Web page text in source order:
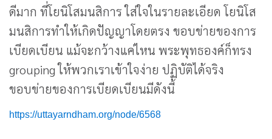
ดีมาก ที่โยนิโสมนสิการ ใส่ใจในรายละเอียด โยนิโส
มนสิการทำให้เกิดปัญญาโดยตรง ขอบข่ายของการ
เบียดเบียน แม้จะกว้างแค่ไหน พระพุทธองค์ก็ทรง
grouping ให้พวกเราเข้าใจง่าย ปฏิบัติได้จริง
ขอบข่ายของการเบียดเบียนมีดังนี้
https://uttayarndham.org/node/6568